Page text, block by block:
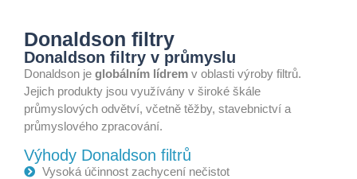
Donaldson filtry
Donaldson filtry v průmyslu
Donaldson je globálním lídrem v oblasti výroby filtrů.
Jejich produkty jsou využívány v široké škále
průmyslových odvětví, včetně těžby, stavebnictví a
průmyslového zpracování.
Výhody Donaldson filtrů
Vysoká účinnost zachycení nečistot